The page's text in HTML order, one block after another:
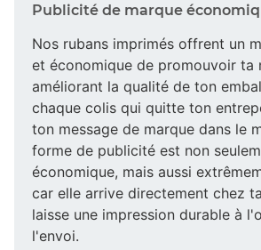
Publicité de marque
Nos rubans imprimés offrent un
et économique de promouvoir ta
améliorant la qualité de ton
chaque colis qui quitte ton
ton message de marque dans le
forme de publicité est non
économique, mais aussi
car elle arrive directement chez
laisse une impression durable à
l'envoi.